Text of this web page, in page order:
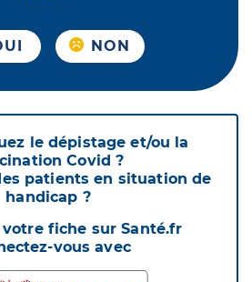
NON
le dépistage et/ou la
Covid ?
patients en situation de
handicap ?
fiche sur Santé.fr
vous avec